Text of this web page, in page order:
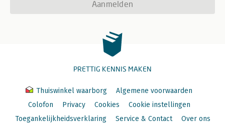
Aanmelden
PRETTIG KENNIS MAKEN
Thuiswinkel waarborg
Algemene voorwaarden
Colofon
Privacy Cookies
Cookie instellingen
Toegankelijkheidsverklaring
Service & Contact Over ons